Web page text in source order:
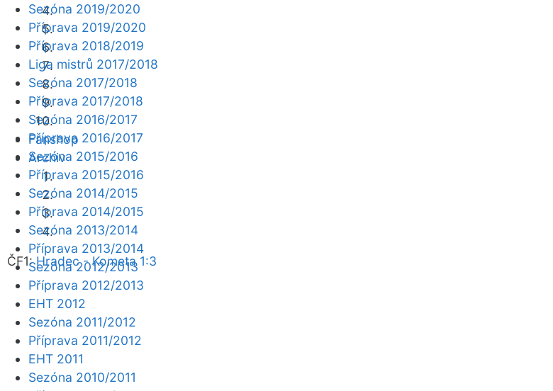
Fanshop
Archiv
ČF1:Hradec - Kometa 1:3
Sezóna 2019/2020
Příprava 2019/2020
Příprava 2018/2019
Liga mistrů 2017/2018
Sezóna 2017/2018
Příprava 2017/2018
Sezóna 2016/2017
Příprava 2016/2017
Sezóna 2015/2016
Příprava 2015/2016
Sezóna 2014/2015
Příprava 2014/2015
Sezóna 2013/2014
Příprava 2013/2014
Sezóna 2012/2013
Příprava 2012/2013
EHT 2012
Sezóna 2011/2012
Příprava 2011/2012
EHT 2011
Sezóna 2010/2011